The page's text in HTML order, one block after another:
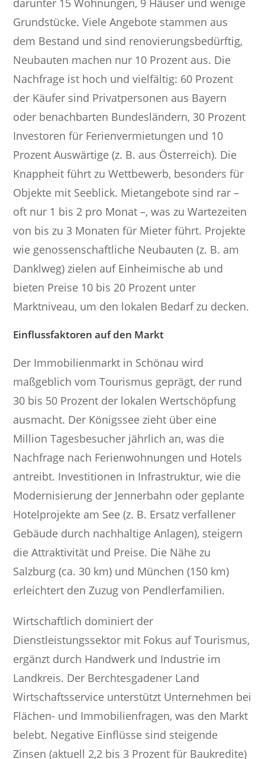
darunter 15 Wohnungen, 9 Häuser und wenige
Grundstücke. Viele Angebote stammen aus
dem Bestand und sind renovierungsbedürftig,
Neubauten machen nur 10 Prozent aus. Die
Nachfrage ist hoch und vielfältig: 60 Prozent
der Käufer sind Privatpersonen aus Bayern
oder benachbarten Bundesländern, 30 Prozent
Investoren für Ferienvermietungen und 10
Prozent Auswärtige (z. B. aus Österreich). Die
Knappheit führt zu Wettbewerb, besonders für
Objekte mit Seeblick. Mietangebote sind rar –
oft nur 1 bis 2 pro Monat –, was zu Wartezeiten
von bis zu 3 Monaten für Mieter führt. Projekte
wie genossenschaftliche Neubauten (z. B. am
Danklweg) zielen auf Einheimische ab und
bieten Preise 10 bis 20 Prozent unter
Marktniveau, um den lokalen Bedarf zu decken.
Einflussfaktoren auf den Markt
Der Immobilienmarkt in Schönau wird
maßgeblich vom Tourismus geprägt, der rund
30 bis 50 Prozent der lokalen Wertschöpfung
ausmacht. Der Königssee zieht über eine
Million Tagesbesucher jährlich an, was die
Nachfrage nach Ferienwohnungen und Hotels
antreibt. Investitionen in Infrastruktur, wie die
Modernisierung der Jennerbahn oder geplante
Hotelprojekte am See (z. B. Ersatz verfallener
Gebäude durch nachhaltige Anlagen), steigern
die Attraktivität und Preise. Die Nähe zu
Salzburg (ca. 30 km) und München (150 km)
erleichtert den Zuzug von Pendlerfamilien.
Wirtschaftlich dominiert der
Dienstleistungssektor mit Fokus auf Tourismus,
ergänzt durch Handwerk und Industrie im
Landkreis. Der Berchtesgadener Land
Wirtschaftsservice unterstützt Unternehmen bei
Flächen- und Immobilienfragen, was den Markt
belebt. Negative Einflüsse sind steigende
Zinsen (aktuell 2,2 bis 3 Prozent für Baukredite)